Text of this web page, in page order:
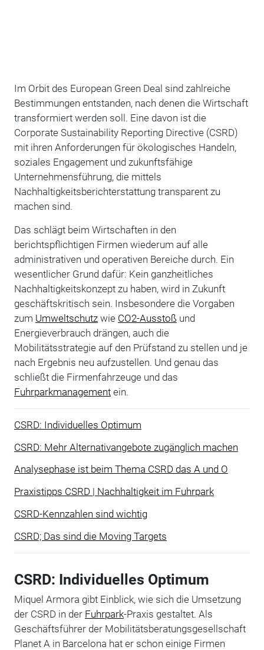
Im Orbit des European Green Deal sind zahlreiche
Bestimmungen entstanden, nach denen die Wirtschaft
transformiert werden soll. Eine davon ist die
Corporate Sustainability Reporting Directive (CSRD)
mit ihren Anforderungen für ökologisches Handeln,
soziales Engagement und zukunftsfähige
Unternehmensführung, die mittels
Nachhaltigkeitsberichterstattung transparent zu
machen sind.
Das schlägt beim Wirtschaften in den
berichtspflichtigen Firmen wiederum auf alle
administrativen und operativen Bereiche durch. Ein
wesentlicher Grund dafür: Kein ganzheitliches
Nachhaltigkeitskonzept zu haben, wird in Zukunft
geschäftskritisch sein. Insbesondere die Vorgaben
zum Umweltschutzwie CO2-Ausstoß und
Energieverbrauch drängen, auch die
Mobilitätsstrategie auf den Prüfstand zu stellen und je
nach Ergebnis neu aufzustellen. Und genau das
schließt die Firmenfahrzeuge und das
Fuhrparkmanagementein.
CSRD: Individuelles Optimum
CSRD: Mehr Alternativangebote zugänglich machen
Analysephase ist beim Thema CSRD das A und O
Praxistipps CSRD | Nachhaltigkeit im Fuhrpark
CSRD-Kennzahlen sind wichtig
CSRD; Das sind die Moving Targets
CSRD: Individuelles Optimum
Miquel Armora gibt Einblick, wie sich die Umsetzung
der CSRD in der Fuhrpark-Praxis gestaltet. Als
Geschäftsführer der Mobilitätsberatungsgesellschaft
Planet A in Barcelona hat er schon einige Firmen